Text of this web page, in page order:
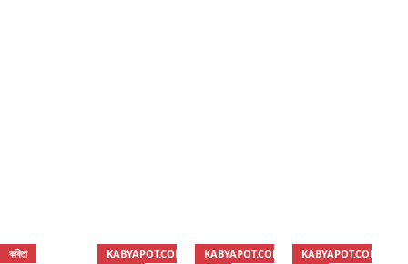
কবিতা
KABYAPOT.COM
KABYAPOT.COM
KABYAPOT.COM